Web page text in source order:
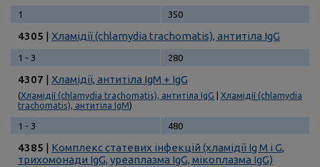
1 350
4305 | Хламідії (chlamydia trachomatis), антитіла IgG
1 - 3 280
4307 | Хламідії, антитіла IgМ + IgG
(Хламідії (chlamydia trachomatis), антитіла IgG
Хламідії (chlamydia
trachomatis), антитіла IgМ)
1 - 3 480
4385 | Комплекс статевих інфекцій (хламідії Ig М і G,
трихомонади IgG, уреаплазма IgG, мікоплазма IgG)